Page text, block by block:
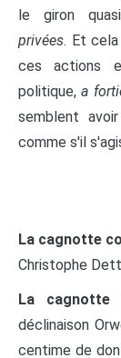
le giron
privées. Et
ces actions
politique,a
semblent
comme s'il
La cagnotte
Christophe
La
déclinaison
centime de